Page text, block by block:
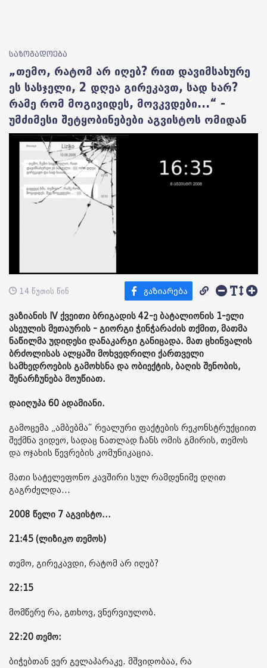
საზოგადოება
„თემო, რატომ არ იღებ? რით დავიმსახურე
ეს სასჯელი, 2 დღეა გირეკავთ, სად ხარ?
რამე რომ მოგივიდეს, მოვკვდები...“ -
უმძიმესი შეტყობინებები აგვისტოს ომიდან
14 წუთის წინ
ვაზიანის IV ქვეითი ბრიგადის 42-ე ბატალიონის 1-ელი
ასეულის მეთაურის - გიორგი ჭინჭარაძის თქმით, მათმა
ნაწილმა უდიდესი დანაკარგი განიცადა. მათ ცხინვალის
ბრძოლისას ალყაში მოხვედრილი ქართველი
სამხედროების გამოხსნა და ობიექტის, ბაღის შენობის,
შენარჩუნება მოუწიათ.
დაიღუპა 60 ადამიანი.
გამოცემა „ამბებმა“ რეალური ფაქტების რეკონსტრუქციით
შექმნა ვიდეო, სადაც ნათლად ჩანს ომის გმირის, თემოს
და ოჯახის წევრების კომუნიკაცია.
მათი სატელეფონო კავშირი სულ რამდენიმე დღით
გაგრძელდა...
2008 წელი 7 აგვისტო...
21:45 (ლიზიკო თემოს)
თემო, გირეკავდი, რატომ არ იღებ?
22:15
მომწერე რა, გთხოვ, ვნერვიულობ.
22:20 თემო:
ბიჭებთან ვერ გელაპარაკე. მშვიდობაა, რა